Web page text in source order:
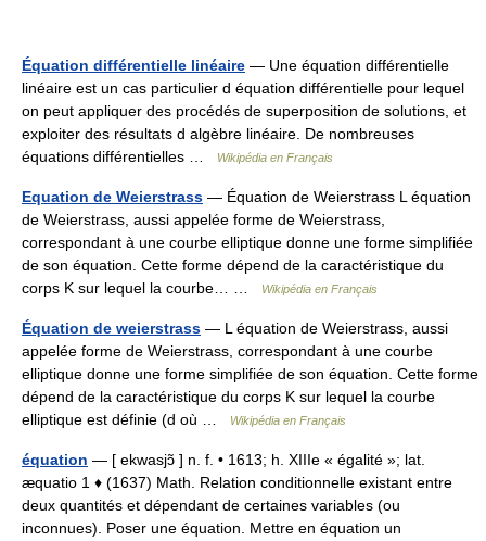
Équation différentielle linéaire — Une équation différentielle
linéaire est un cas particulier d équation différentielle pour lequel
on peut appliquer des procédés de superposition de solutions, et
exploiter des résultats d algèbre linéaire. De nombreuses
équations différentielles …
Wikipédia en Français
Equation de Weierstrass — Équation de Weierstrass L équation
de Weierstrass, aussi appelée forme de Weierstrass,
correspondant à une courbe elliptique donne une forme simplifiée
de son équation. Cette forme dépend de la caractéristique du
corps K sur lequel la courbe… …
Wikipédia en Français
Équation de weierstrass — L équation de Weierstrass, aussi
appelée forme de Weierstrass, correspondant à une courbe
elliptique donne une forme simplifiée de son équation. Cette forme
dépend de la caractéristique du corps K sur lequel la courbe
elliptique est définie (d où …
Wikipédia en Français
équation — [ ekwasjɔ̃ ] n. f. • 1613; h. XIIIe « égalité »; lat.
æquatio 1 ♦ (1637) Math. Relation conditionnelle existant entre
deux quantités et dépendant de certaines variables (ou
inconnues). Poser une équation. Mettre en équation un